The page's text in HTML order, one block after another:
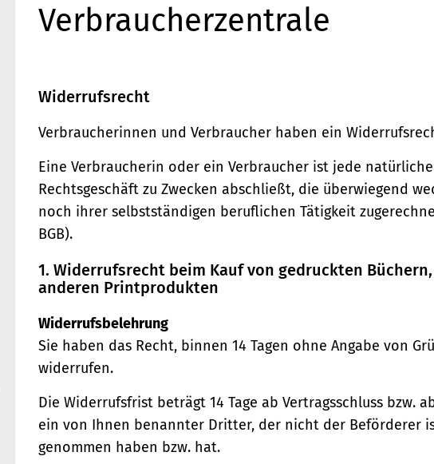
Verbraucherzentrale
Widerrufsrecht
Verbraucherinnen und Verbraucher haben ein
Eine Verbraucherin oder ein Verbraucher ist jede
Rechtsgeschäft zu Zwecken abschließt, die überwiegend
noch ihrer selbstständigen beruflichen Tätigkeit
BGB).
1. Widerrufsrecht beim Kauf von gedruckten
anderen Printprodukten
Widerrufsbelehrung
Sie haben das Recht, binnen 14 Tagen ohne Angabe von
widerrufen.
Die Widerrufsfrist beträgt 14 Tage ab Vertragsschluss bzw.
ein von Ihnen benannter Dritter, der nicht der Beförderer
genommen haben bzw. hat.